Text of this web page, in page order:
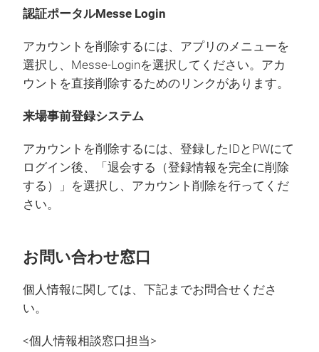
認証ポータルMesse Login
アカウントを削除するには、アプリのメニューを
選択し、Messe-Loginを選択してください。アカ
ウントを直接削除するためのリンクがあります。
来場事前登録システム
アカウントを削除するには、登録したIDとPWにて
ログイン後、「退会する（登録情報を完全に削除
する）」を選択し、アカウント削除を行ってくだ
さい。
お問い合わせ窓口
個人情報に関しては、下記までお問合せくださ
い。
<個人情報相談窓口担当>